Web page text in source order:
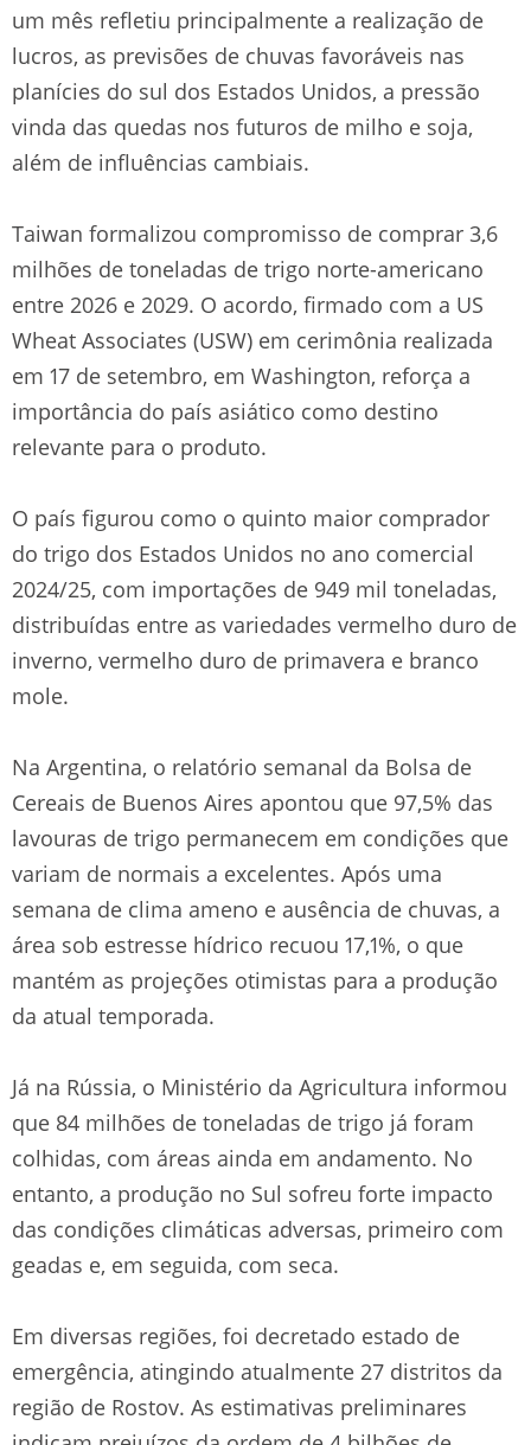
um mês refletiu principalmente a realização de
lucros, as previsões de chuvas favoráveis nas
planícies do sul dos Estados Unidos, a pressão
vinda das quedas nos futuros de milho e soja,
além de influências cambiais.
Taiwan formalizou compromisso de comprar 3,6
milhões de toneladas de trigo norte-americano
entre 2026 e 2029. O acordo, firmado com a US
Wheat Associates (USW) em cerimônia realizada
em 17 de setembro, em Washington, reforça a
importância do país asiático como destino
relevante para o produto.
O país figurou como o quinto maior comprador
do trigo dos Estados Unidos no ano comercial
2024/25, com importações de 949 mil toneladas,
distribuídas entre as variedades vermelho duro de
inverno, vermelho duro de primavera e branco
mole.
Na Argentina, o relatório semanal da Bolsa de
Cereais de Buenos Aires apontou que 97,5% das
lavouras de trigo permanecem em condições que
variam de normais a excelentes. Após uma
semana de clima ameno e ausência de chuvas, a
área sob estresse hídrico recuou 17,1%, o que
mantém as projeções otimistas para a produção
da atual temporada.
Já na Rússia, o Ministério da Agricultura informou
que 84 milhões de toneladas de trigo já foram
colhidas, com áreas ainda em andamento. No
entanto, a produção no Sul sofreu forte impacto
das condições climáticas adversas, primeiro com
geadas e, em seguida, com seca.
Em diversas regiões, foi decretado estado de
emergência, atingindo atualmente 27 distritos da
região de Rostov. As estimativas preliminares